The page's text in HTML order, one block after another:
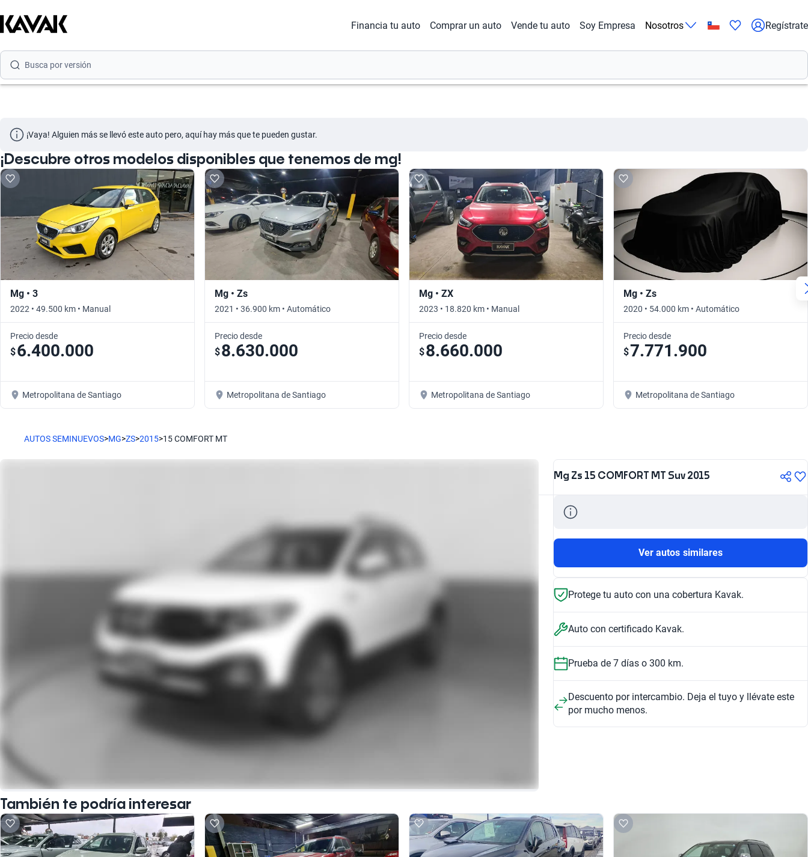
Financia tu auto Comprar un auto Vende tu auto Soy Empresa Nosotros Regístrate
Busca por versión
Busca por versión
Busca por año
¡Vaya! Alguien más se llevó este auto pero, aquí hay más que te pueden gustar.
¡Descubre otros modelos disponibles que tenemos de mg!
Mg • 3
2022 • 49.500 km • Manual
Precio desde
$6.400.000
Metropolitana de Santiago
Mg • Zs
2021 • 36.900 km • Automático
Precio desde
$8.630.000
Metropolitana de Santiago
Mg • ZX
2023 • 18.820 km • Manual
Precio desde
$8.660.000
Metropolitana de Santiago
Mg • Zs
2020 • 54.000 km • Automático
Precio desde
$7.771.900
Metropolitana de Santiago
AUTOS SEMINUEVOS>MG>ZS>2015>15 COMFORT MT
Mg Zs 15 COMFORT MT Suv 2015
Ver autos similares
Protege tu auto con una cobertura Kavak.
Auto con certificado Kavak.
Prueba de 7 días o 300 km.
Descuento por intercambio. Deja el tuyo y llévate este
por mucho menos.
También te podría interesar